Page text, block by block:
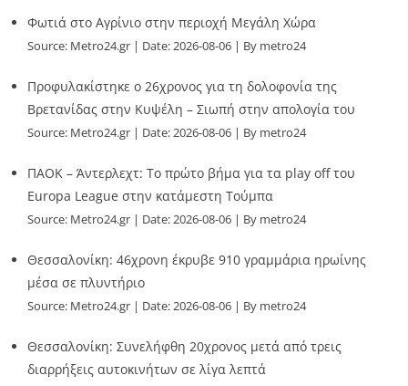
Φωτιά στο Αγρίνιο στην περιοχή Μεγάλη Χώρα
Source: Metro24.gr Date: 2026-08-06 By metro24
Προφυλακίστηκε ο 26χρονος για τη δολοφονία της
Βρετανίδας στην Κυψέλη – Σιωπή στην απολογία του
Source: Metro24.gr Date: 2026-08-06 By metro24
ΠΑΟΚ – Άντερλεχτ: Το πρώτο βήμα για τα play off του
Europa League στην κατάμεστη Τούμπα
Source: Metro24.gr Date: 2026-08-06 By metro24
Θεσσαλονίκη: 46χρονη έκρυβε 910 γραμμάρια ηρωίνης
μέσα σε πλυντήριο
Source: Metro24.gr Date: 2026-08-06 By metro24
Θεσσαλονίκη: Συνελήφθη 20χρονος μετά από τρεις
διαρρήξεις αυτοκινήτων σε λίγα λεπτά